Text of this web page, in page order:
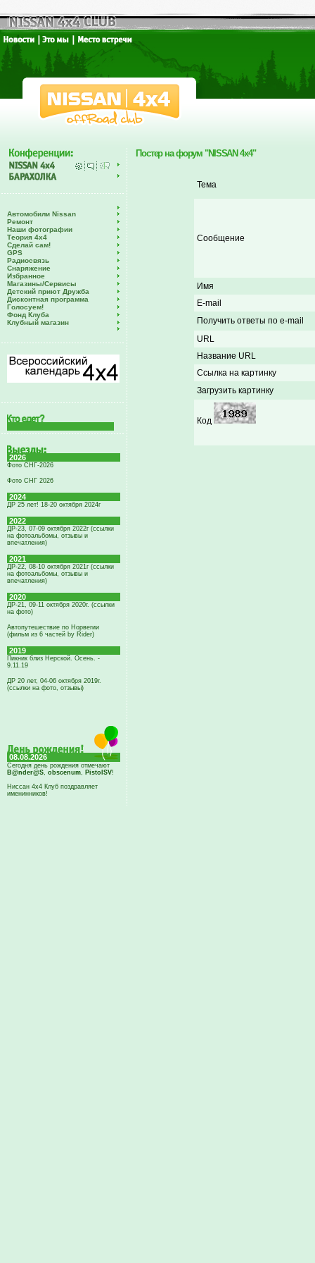
Автомобили Nissan
Ремонт
Наши фотографии
Теория 4х4
Сделай сам!
GPS
Радиосвязь
Снаряжение
Избранное
Магазины/Сервисы
Детский приют Дружба
Дисконтная программа
Голосуем!
Фонд Клуба
Клубный магазин
2026
Фото СНГ-2026
Фото СНГ 2026
2024
ДР 25 лет! 18-20 октября 2024г
2022
ДР-23, 07-09 октября 2022г (ссылки
на фотоальбомы, отзывы и
впечатления)
2021
ДР-22, 08-10 октября 2021г (ссылки
на фотоальбомы, отзывы и
впечатления)
2020
ДР-21, 09-11 октября 2020г. (ссылки
на фото)
Автопутешествие по Норвегии
(фильм из 6 частей by Rider)
2019
Пикник близ Нерской. Осень. -
9.11.19
ДР 20 лет, 04-06 октября 2019г.
(ссылки на фото, отзывы)
08.08.2026
Сегодня день рождения отмечают
B@nder@S, obscenum, PistolSV!
Ниссан 4х4 Клуб поздравляет
именинников!
Постер на форум "NISSAN 4x4"
Тема
Сообщение
Имя
E-mail
Получить ответы по e-mail
URL
Название URL
Ссылка на картинку
Загрузить картинку
Код